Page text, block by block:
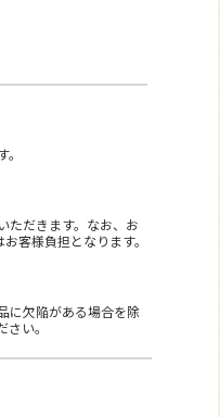
ただきます。なお、お
客様負担となります。
に欠陥がある場合を除
い。